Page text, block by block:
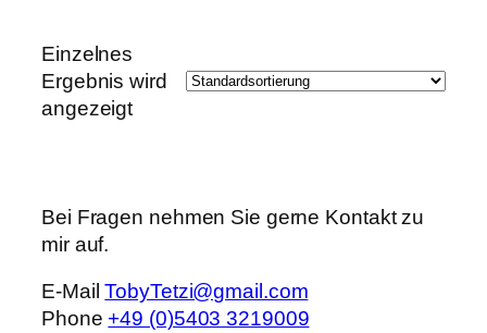
Einzelnes
Ergebnis wird
angezeigt
Bei Fragen nehmen Sie gerne Kontakt zu
mir auf.
E-MailTobyTetzi@gmail.com
Phone +49 (0)5403 3219009